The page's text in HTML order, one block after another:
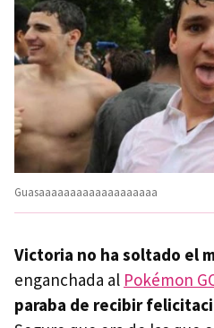
Guasaaaaaaaaaaaaaaaaaaa
Victoria no ha soltado el
enganchada al Pokémon
paraba de recibir